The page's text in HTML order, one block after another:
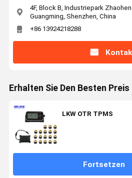
4F, Block B, Industriepark
Guangming, Shenzhen, China
+86 13924218288
Erhalten Sie Den Besten Preis
LKW OTR TPMS
Fortsetzen